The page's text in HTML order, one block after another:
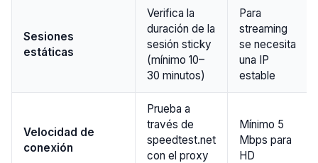
Sesiones
estáticas
Verifica la
duración de la
sesión sticky
(mínimo 10–
30 minutos)
Para
streaming
se necesita
una IP
estable
Velocidad de
conexión
Prueba a
través de
speedtest.net
con el proxy
Mínimo 5
Mbps para
HD